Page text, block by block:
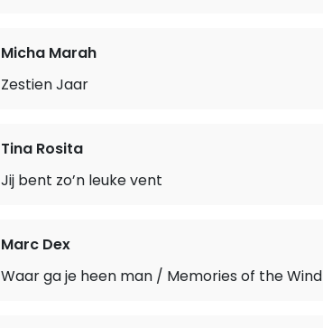
Micha Marah
Zestien Jaar
Tina Rosita
Jij bent zo’n leuke vent
Marc Dex
Waar ga je heen man / Memories of the Wind